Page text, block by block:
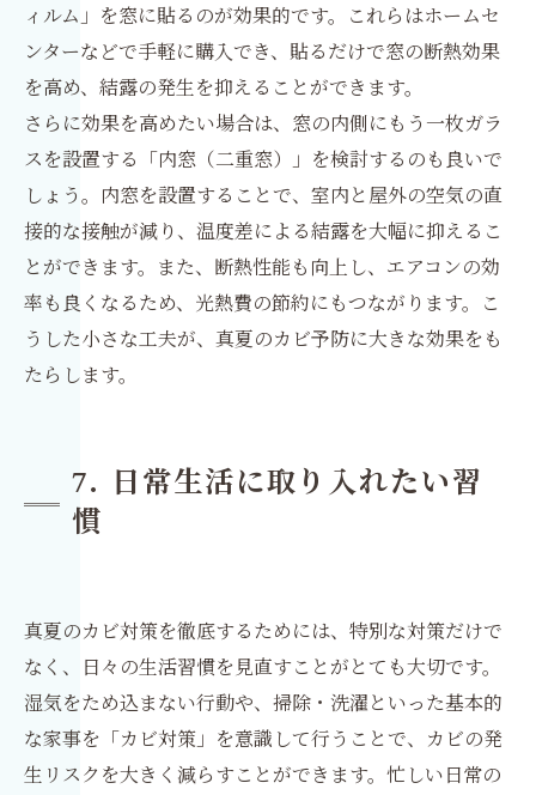
ィルム」を窓に貼るのが効果的です。これらはホームセ
ンターなどで手軽に購入でき、貼るだけで窓の断熱効果
を高め、結露の発生を抑えることができます。
さらに効果を高めたい場合は、窓の内側にもう一枚ガラ
スを設置する「内窓（二重窓）」を検討するのも良いで
しょう。内窓を設置することで、室内と屋外の空気の直
接的な接触が減り、温度差による結露を大幅に抑えるこ
とができます。また、断熱性能も向上し、エアコンの効
率も良くなるため、光熱費の節約にもつながります。こ
うした小さな工夫が、真夏のカビ予防に大きな効果をも
たらします。
7. 日常生活に取り入れたい習
慣
真夏のカビ対策を徹底するためには、特別な対策だけで
なく、日々の生活習慣を見直すことがとても大切です。
湿気をため込まない行動や、掃除・洗濯といった基本的
な家事を「カビ対策」を意識して行うことで、カビの発
生リスクを大きく減らすことができます。忙しい日常の